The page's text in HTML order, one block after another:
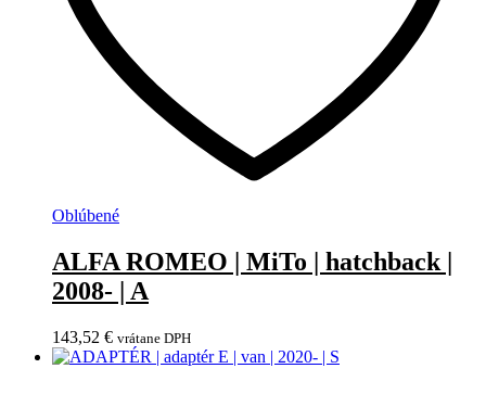
Oblúbené
ALFA ROMEO | MiTo | hatchback |
2008- | A
143,52 € vrátane DPH